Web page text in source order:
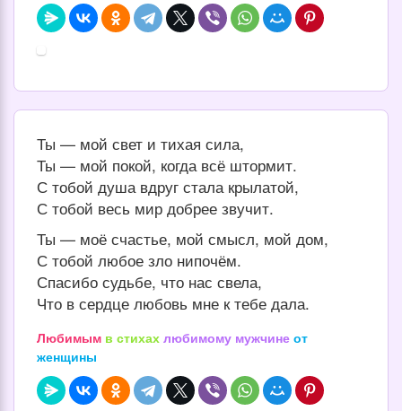
Ты — мой свет и тихая сила,
Ты — мой покой, когда всё штормит.
С тобой душа вдруг стала крылатой,
С тобой весь мир добрее звучит.
Ты — моё счастье, мой смысл, мой дом,
С тобой любое зло нипочём.
Спасибо судьбе, что нас свела,
Что в сердце любовь мне к тебе дала.
Любимым в стихах любимому мужчине от
женщины